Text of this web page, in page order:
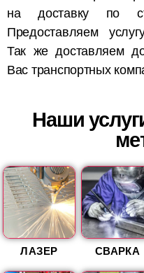
на доставку по
Предоставляем
Так же доставляем
Вас транспортных
Наши
ЛАЗЕР СВАРКА